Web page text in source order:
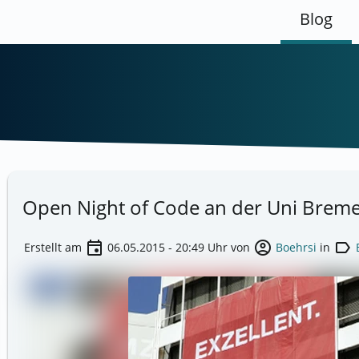
Blog
Open Night of Code an der Uni
Erstellt am event 06.05.2015 - 20:49 Uhr von account_circle Boehrsi in label